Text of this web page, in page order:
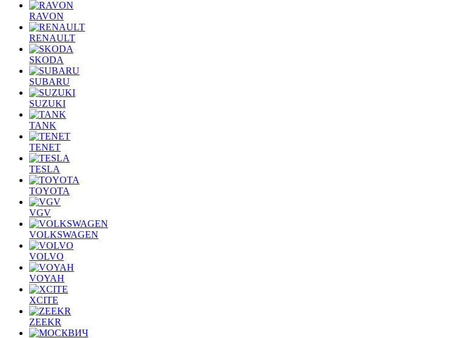
RAVON
RENAULT
SKODA
SUBARU
SUZUKI
TANK
TENET
TESLA
TOYOTA
VGV
VOLKSWAGEN
VOLVO
VOYAH
XCITE
ZEEKR